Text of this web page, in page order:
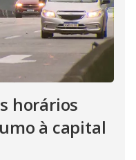
horários
à capital